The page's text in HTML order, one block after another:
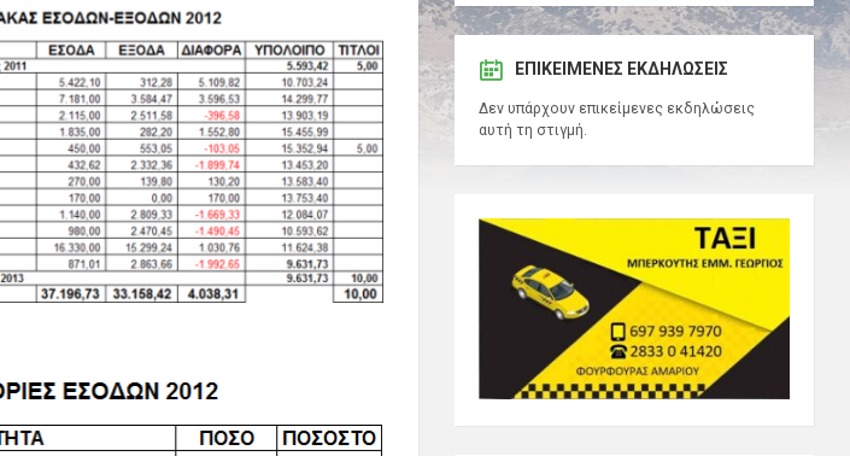
ΕΠΙΚΕΊΜΕΝΕΣ ΕΚΔΗΛΏΣΕΙΣ
Δεν υπάρχουν επικείμενες εκδηλώσεις
αυτή τη στιγμή.